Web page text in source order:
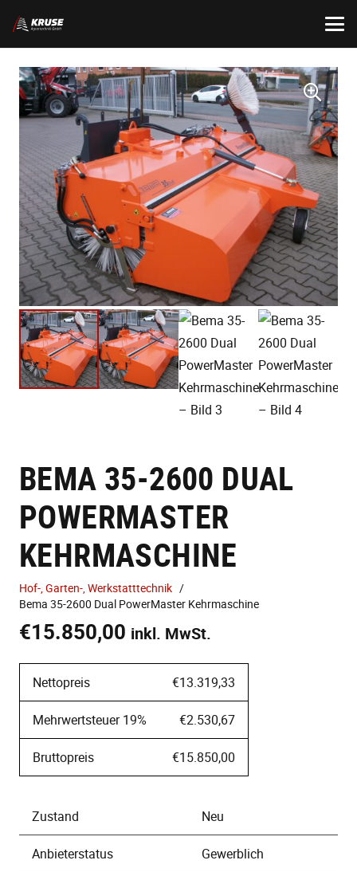
BEMA 35-2600 DUAL
POWERMASTER
KEHRMASCHINE
Hof-, Garten-, Werkstatttechnik /
Bema 35-2600 Dual PowerMaster Kehrmaschine
€15.850,00 inkl. MwSt.
Nettopreis €13.319,33
Mehrwertsteuer 19% €2.530,67
Bruttopreis €15.850,00
Zustand Neu
Anbieterstatus Gewerblich